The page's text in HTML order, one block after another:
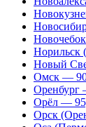
Норильск
Новый
Омск —
Оренбург
Орёл —
Орск